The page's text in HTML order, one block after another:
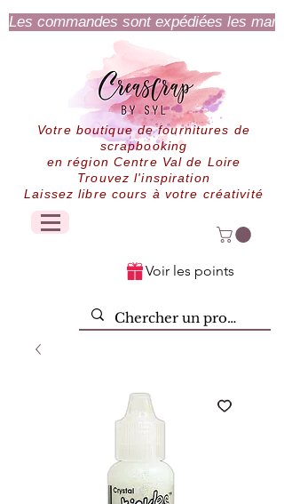
Les commandes sont expédiées les
Votre boutique de fournitures de
scrapbooking
en région Centre Val de Loire
Trouvez l'inspiration
Laissez libre cours à votre créativité
Voir les points